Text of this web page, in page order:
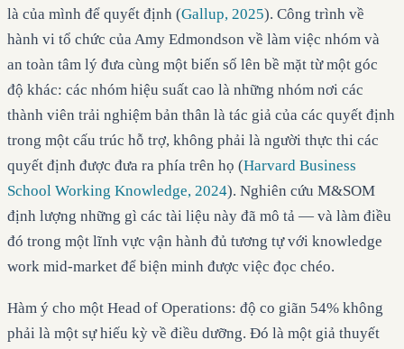
là của mình để quyết định (Gallup, 2025). Công trình về
hành vi tổ chức của Amy Edmondson về làm việc nhóm và
an toàn tâm lý đưa cùng một biến số lên bề mặt từ một góc
độ khác: các nhóm hiệu suất cao là những nhóm nơi các
thành viên trải nghiệm bản thân là tác giả của các quyết định
trong một cấu trúc hỗ trợ, không phải là người thực thi các
quyết định được đưa ra phía trên họ (Harvard Business
School Working Knowledge, 2024). Nghiên cứu M&SOM
định lượng những gì các tài liệu này đã mô tả — và làm điều
đó trong một lĩnh vực vận hành đủ tương tự với knowledge
work mid-market để biện minh được việc đọc chéo.
Hàm ý cho một Head of Operations: độ co giãn 54% không
phải là một sự hiếu kỳ về điều dưỡng. Đó là một giả thuyết